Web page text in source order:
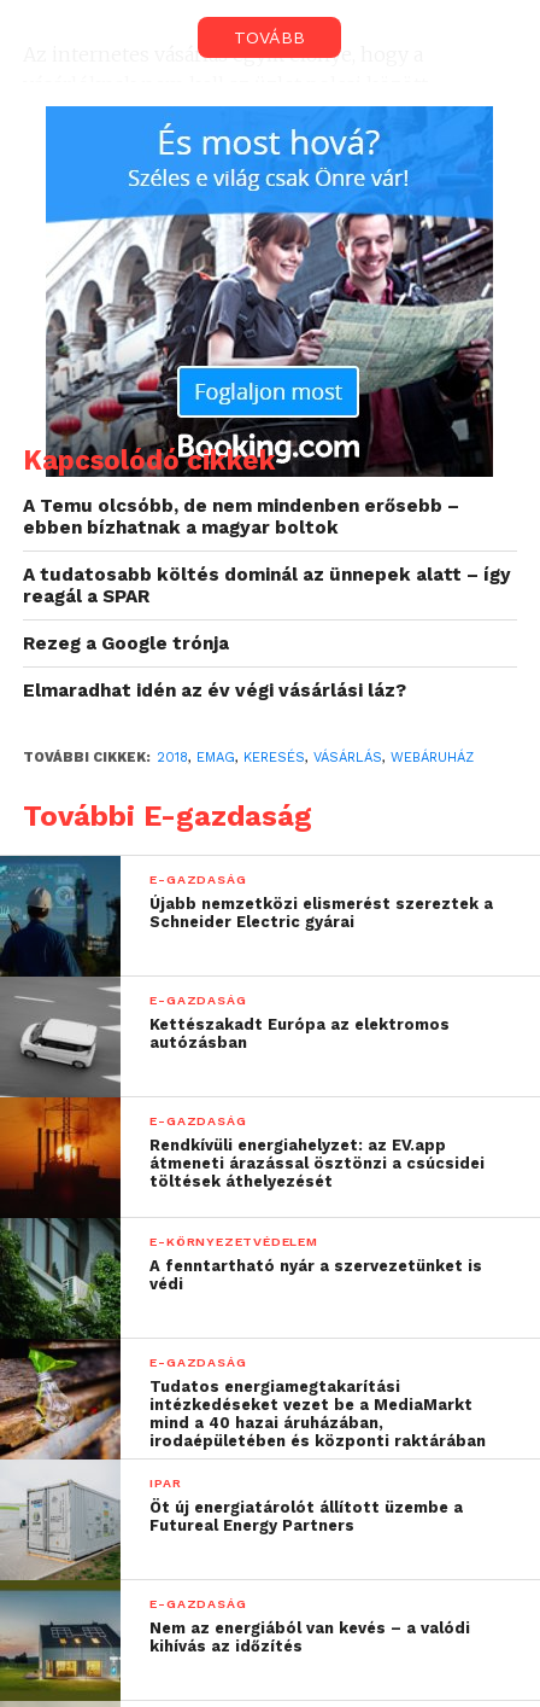
Az internetes vásárlás egyik előnye, hogy a
kutatniuk a kiszemelt termékek után, elég a
keresőbe beírniuk, hogy mire van szükségük és
máris válogathatnak. Legalábbis legtöbbször. Az
eMAG látogatói 2017-ben is aktívan használták a
keresés funkciót az oldalon, összesen több mint 400
ezer keresőkifejezést használva. Ez volt a tíz
leggyakoribb keresőszó tavalyról:
laptop
tablet
porszívó
LEGO
mobiltelefon
TV
kávéfőző
iPhone
power bank
is, melyek nem hoztak eredményt. Sok esetben az
elgépelések okozták az eredménytelenséget.
Előfordult az is, hogy egy-egy keresést nem is
feltétlenül azzal a céllal indítottak a felhasználók,
hogy konkrét terméket találjanak, inkább csak
amolyan próba gyanánt, vagy egyenesen viccnek
szánták a lekérdezést. Az eMAG.hu motorja
mindenesetre ezeket is rögzítette, íme a szerintünk
legkreatívabb 10 keresőkifejezés 2017-ből:
Játék sokkoló gyerekeknek
Buta telefon
Gyerekágy kicsit nagyobbaknak
Autót keresek
Minionos vibrátor
céklalé
Huawei beledugós
randibugyi
újracsomagolt gyerek
Zsófinak ajándék
Az eMAG 2018-ban is rengeteg kedvezménnyel,
nyereményjátékkal és több mint egymillió
termékkel várja a vásárlókat.
TOVÁBB
Kapcsolódó cikkek
A Temu olcsóbb, de nem mindenben erősebb –
ebben bízhatnak a magyar boltok
A tudatosabb költés dominál az ünnepek alatt – így
reagál a SPAR
Rezeg a Google trónja
Elmaradhat idén az év végi vásárlási láz?
TOVÁBBI CIKKEK: 2018, EMAG, KERESÉS, VÁSÁRLÁS, WEBÁRUHÁZ
További E-gazdaság
E-GAZDASÁG
Újabb nemzetközi elismerést szereztek a
Schneider Electric gyárai
E-GAZDASÁG
Kettészakadt Európa az elektromos
autózásban
E-GAZDASÁG
Rendkívüli energiahelyzet: az EV.app
átmeneti árazással ösztönzi a csúcsidei
töltések áthelyezését
E-KÖRNYEZETVÉDELEM
A fenntartható nyár a szervezetünket is
védi
E-GAZDASÁG
Tudatos energiamegtakarítási
intézkedéseket vezet be a MediaMarkt
mind a 40 hazai áruházában,
irodaépületében és központi raktárában
IPAR
Öt új energiatárolót állított üzembe a
Futureal Energy Partners
E-GAZDASÁG
Nem az energiából van kevés – a valódi
kihívás az időzítés